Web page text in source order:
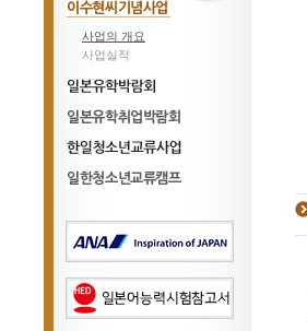
일본유학시험
이수현씨기념사업
사업의 개요
사업실적
일본유학박람회
일본유학취업박람회
한일청소년교류사업